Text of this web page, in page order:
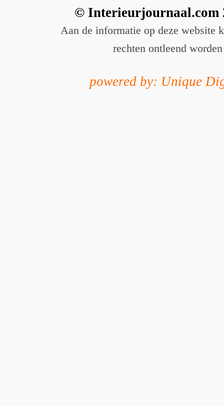
© Interieurjournaal.com
Aan de informatie op deze website
rechten ontleend worden
powered by: Unique